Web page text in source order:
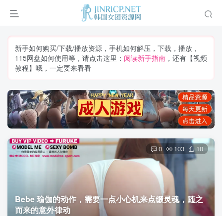
新手如何购买/下载/播放资源，手机如何解压，下载，播放，
115网盘如何使用等，请点击这里： 阅读新手指南 ，还有【视频
教程】哦，一定要来看看
Bebe 瑜伽的动作，需要一点小心机来点缀灵魂，随之
而来的意外律动
0 103 10